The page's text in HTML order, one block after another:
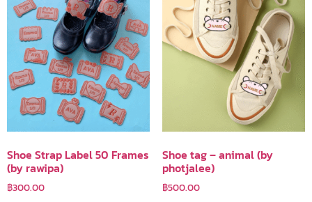
Shoe Strap Label 50 Frames
(by rawipa)
฿300.00
Shoe tag – animal (by
photjalee)
฿500.00